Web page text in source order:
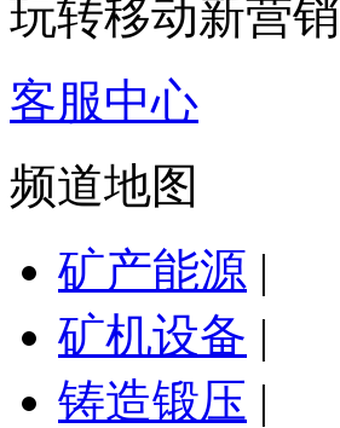
玩转移动新营销
客服中心
频道地图
矿产能源 |
矿机设备 |
铸造锻压 |